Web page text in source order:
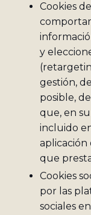
Cookies
y
gestión,
posible,
que, en
incluido
aplicación
que
Cookies
por las
sociales